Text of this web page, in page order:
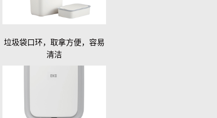
垃圾袋口环，取拿方便，容易
清洁